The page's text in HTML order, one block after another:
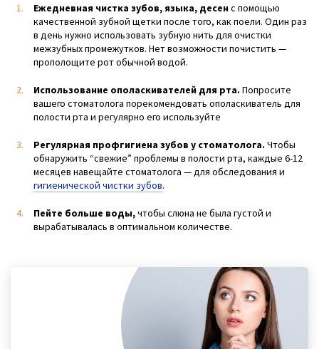
Ежедневная чистка зубов, языка, десенс помощью
качественной зубной щетки после того, как поели. Один раз
в день нужно использовать зубную нить для очистки
межзубных промежутков. Нет возможности почистить —
прополощите рот обычной водой.
Использование ополаскивателей для рта. Попросите
вашего стоматолога порекомендовать ополаскиватель для
полости рта и регулярно его используйте
Регулярная профгигиена зубов у стоматолога. Чтобы
обнаружить “свежие” проблемы в полости рта, каждые 6-12
месяцев навещайте стоматолога — для обследования и
гигиенической чистки зубов.
Пейте больше воды,чтобы слюна не была густой и
вырабатывалась в оптимальном количестве.